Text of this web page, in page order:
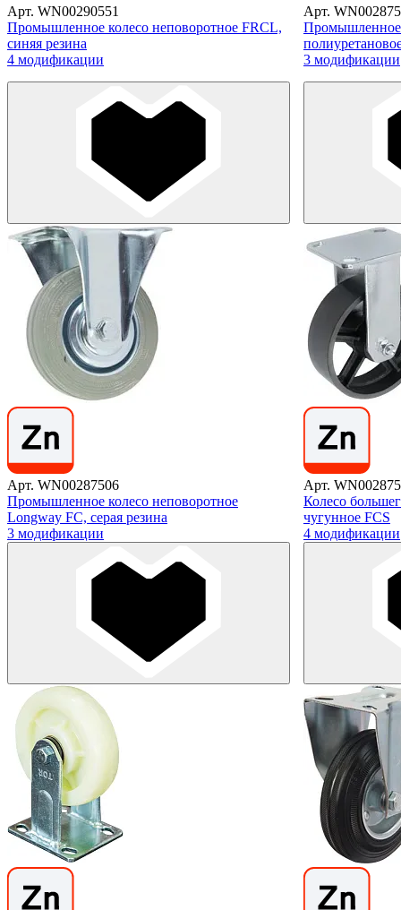
Арт. WN00290551
Промышленное колесо неповоротное FRCL,
синяя резина
4 модификации
Арт.
Промышленное
3 модификации
Арт. WN00287506
Промышленное колесо неповоротное
Longway FC, серая резина
3 модификации
Арт.
Колесо
чугунное FCS
4 модификации